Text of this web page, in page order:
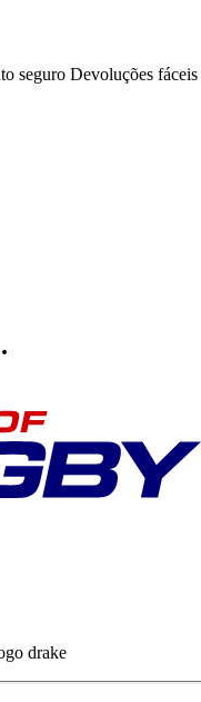
seguro Devoluções fáceis
drake